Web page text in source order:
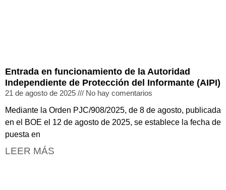
Entrada en funcionamiento de la Autoridad
Independiente de Protección del Informante (AIPI)
21 de agosto de 2025
No hay comentarios
Mediante la Orden PJC/908/2025, de 8 de agosto, publicada
en el BOE el 12 de agosto de 2025, se establece la fecha de
puesta en
LEER MÁS